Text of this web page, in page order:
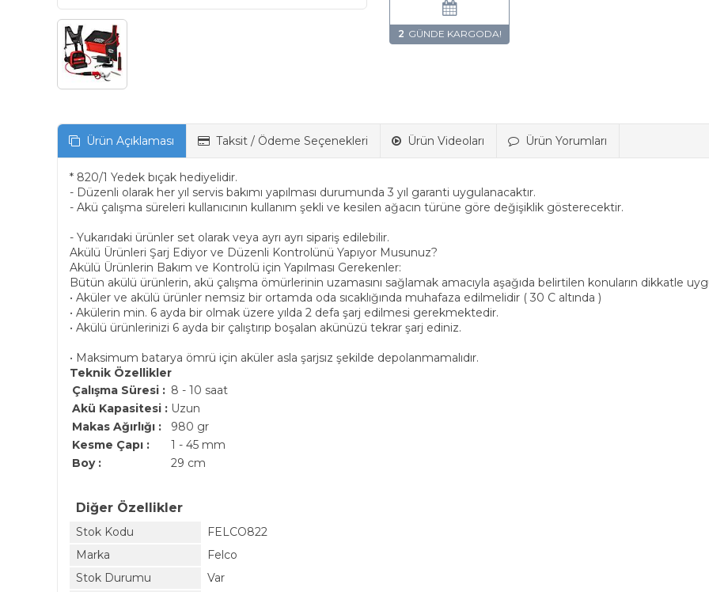
2
Ürün Açıklaması Taksit / Ödeme Seçenekleri Ürün Videoları Ürün Yorumları
* 820/1 Yedek bıçak hediyelidir.
- Düzenli olarak her yıl servis bakımı yapılması durumunda 3 yıl garanti uygulanacaktır.
- Akü çalışma süreleri kullanıcının kullanım şekli ve kesilen ağacın türüne göre değişiklik gösterecektir.
- Yukarıdaki ürünler set olarak veya ayrı ayrı sipariş edilebilir.
Akülü Ürünleri Şarj Ediyor ve Düzenli Kontrolünü Yapıyor Musunuz?
Akülü Ürünlerin Bakım ve Kontrolü için Yapılması Gerekenler:
Bütün akülü ürünlerin, akü çalışma ömürlerinin uzamasını sağlamak amacıyla aşağıda belirtilen konuların dikkatle
• Aküler ve akülü ürünler nemsiz bir ortamda oda sıcaklığında muhafaza edilmelidir ( 30 C altında )
• Akülerin min. 6 ayda bir olmak üzere yılda 2 defa şarj edilmesi gerekmektedir.
• Akülü ürünlerinizi 6 ayda bir çalıştırıp boşalan akünüzü tekrar şarj ediniz.
• Maksimum batarya ömrü için aküler asla şarjsız şekilde depolanmamalıdır.
Teknik Özellikler
Çalışma Süresi : 8 - 10 saat
Akü Kapasitesi : Uzun
Makas Ağırlığı :
980 gr
Kesme Çapı :
1 - 45 mm
Boy :
29 cm
Diğer Özellikler
Stok Kodu
FELCO822
Marka
Felco
Stok Durumu
Var